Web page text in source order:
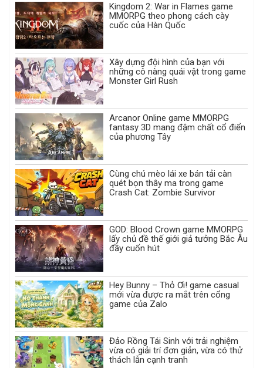
Kingdom 2: War in Flames game
MMORPG theo phong cách cày
cuốc của Hàn Quốc
Xây dựng đội hình của bạn với
những cô nàng quái vật trong game
Monster Girl Rush
Arcanor Online game MMORPG
fantasy 3D mang đậm chất cổ điển
của phương Tây
Cùng chú mèo lái xe bán tải càn
quét bọn thây ma trong game
Crash Cat: Zombie Survivor
GOD: Blood Crown game MMORPG
lấy chủ đề thế giới giả tưởng Bắc Âu
đầy cuốn hút
Hey Bunny – Thỏ Ơi! game casual
mới vừa được ra mắt trên cổng
game của Zalo
Đảo Rồng Tái Sinh với trải nghiệm
vừa có giải trí đơn giản, vừa có thử
thách lẫn cạnh tranh